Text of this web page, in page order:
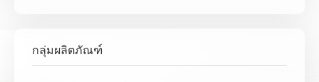
กลุ่มผลิตภัณฑ์